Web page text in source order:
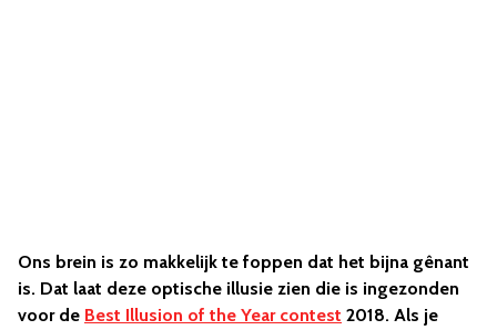
Ons brein is zo makkelijk te foppen dat het bijna gênant
is. Dat laat deze optische illusie zien die is ingezonden
voor de Best Illusion of the Year contest 2018. Als je